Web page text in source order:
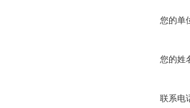
您的单
您的姓
联系电